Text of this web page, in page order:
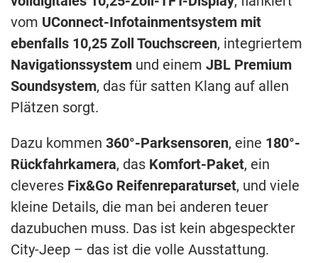
vom UConnect-Infotainmentsystem mit
ebenfalls 10,25 Zoll Touchscreen, integriertem
Navigationssystem und einem JBL Premium
Soundsystem, das für satten Klang auf allen
Plätzen sorgt.
Dazu kommen 360°-Parksensoren, eine 180°-
Rückfahrkamera, das Komfort-Paket, ein
cleveres Fix&Go Reifenreparaturset, und viele
kleine Details, die man bei anderen teuer
dazubuchen muss. Das ist kein abgespeckter
City-Jeep – das ist die volle Ausstattung.